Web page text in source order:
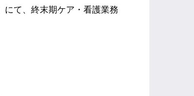
にて、終末期ケア・看護業務